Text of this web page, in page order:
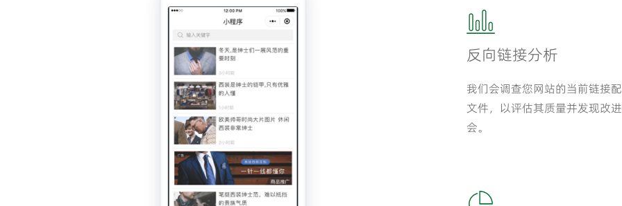
反向链接分析
我们会调查您网站的当前链接
文件，以评估其质量并发现改
会。